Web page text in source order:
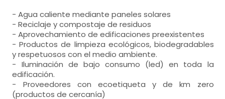
- Agua caliente mediante paneles solares
- Reciclaje y compostaje de residuos
- Aprovechamiento de edificaciones preexistentes
- Productos de limpieza ecológicos, biodegradables
y respetuosos con el medio ambiente.
- Iluminación de bajo consumo (led) en toda la
edificación.
- Proveedores con ecoetiqueta y de km zero
(productos de cercanía)